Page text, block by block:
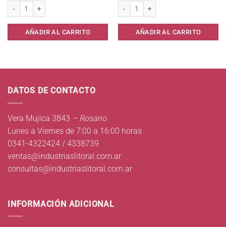
Alcohol Quemar x 1lt cantidad
AÑADIR AL CARRITO
Bolsa Consorcio 60x90 Sol Plast x10
AÑADIR AL CARRITO
cantidad
DATOS DE CONTACTO
Vera Mujica 3843 – Rosario
Lunes a Viernes de 7:00 a 16:00 horas
0341-4322424 / 4338739
ventas@industriaslitoral.com.ar
consultas@industriaslitoral.com.ar
INFORMACIÓN ADICIONAL